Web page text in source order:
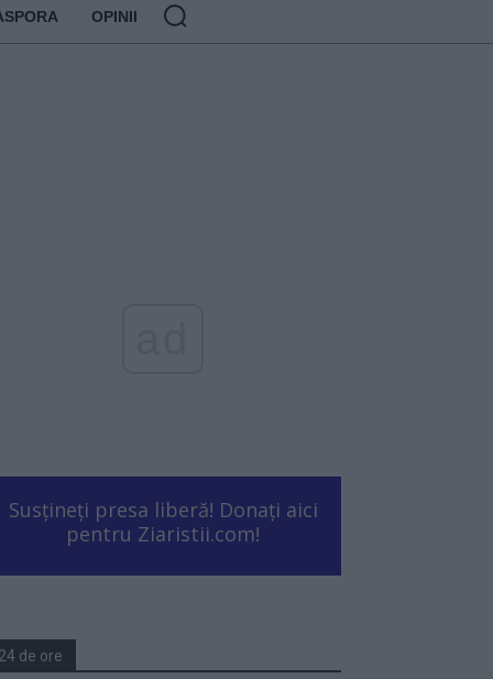
OPINII
Susțineți presa liberă! Donați aici
pentru Ziaristii.com!
24 de ore